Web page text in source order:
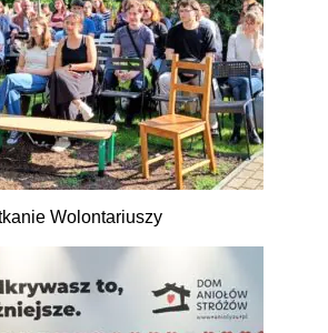
Wolontariuszy